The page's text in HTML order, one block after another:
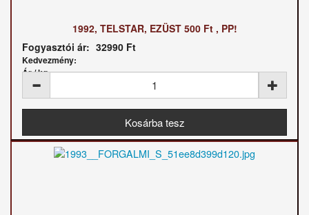
1992, TELSTAR, EZÜST 500 Ft , PP!
Fogyasztói ár: 32990 Ft
Kedvezmény:
Ár / kg: